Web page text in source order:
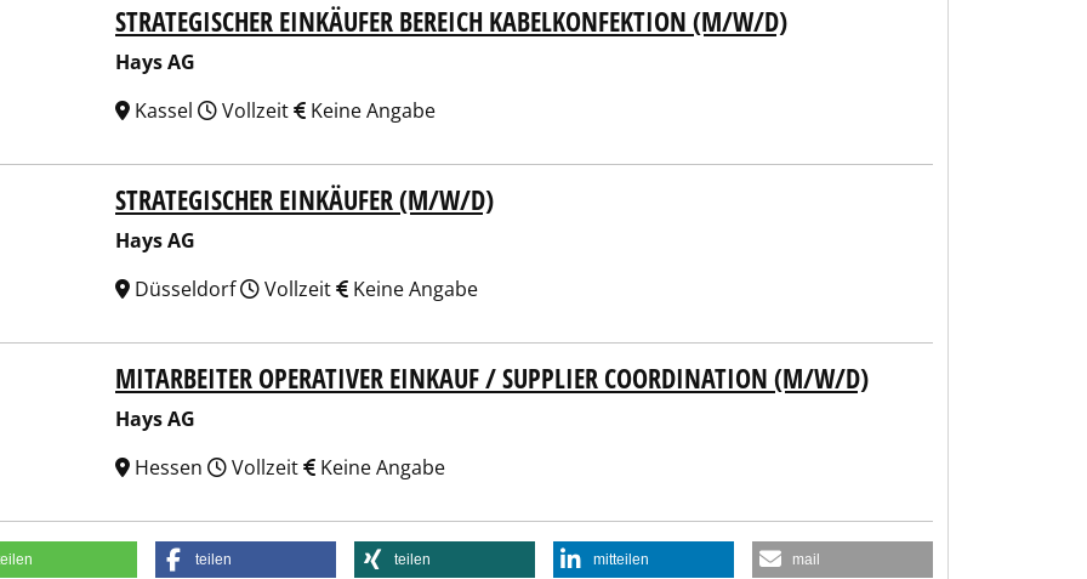
STRATEGISCHER EINKÄUFER BEREICH KABELKONFEKTION (M/W/D)
Hays AG
Kassel
Vollzeit Keine Angabe
STRATEGISCHER EINKÄUFER (M/W/D)
Hays AG
Düsseldorf
Vollzeit Keine Angabe
MITARBEITER OPERATIVER EINKAUF / SUPPLIER COORDINATION (M/W/D)
Hays AG
Hessen
Vollzeit Keine Angabe
teilen teilen mitteilen mail